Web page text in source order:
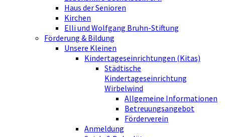
Haus der Senioren
Kirchen
Elli und Wolfgang Bruhn-Stiftung
Förderung & Bildung
Unsere Kleinen
Kindertageseinrichtungen (Kitas)
Städtische
Kindertageseinrichtung
Wirbelwind
Allgemeine Informationen
Betreuungsangebot
Förderverein
Anmeldung